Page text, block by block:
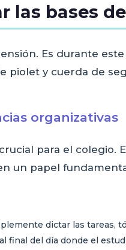
las bases
Es durante
piolet y cuerda de
organizativas
para el colegio.
un papel
dictar las tareas,
final del día donde el